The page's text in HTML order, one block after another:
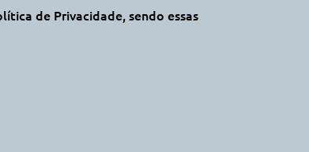
de Privacidade, sendo essas